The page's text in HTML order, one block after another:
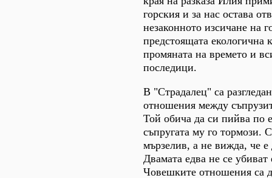
горския и за нас остава
незаконното изсичане на
предстоящата екологична
промяната на времето и
последици.
В "Страдалец" са
отношения между
Той обича да си пийва по
съпругата му го тормози.
мързелив, а не вижда, че
Двамата едва не се убиват
Човешките отношения са